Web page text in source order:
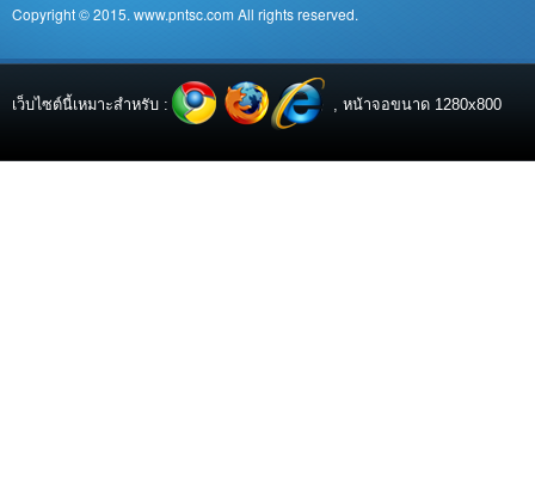
Copyright © 2015. www.pntsc.com All rights reserved.
เว็บไซต์นี้เหมาะสำหรับ : , หน้าจอขนาด 1280x800